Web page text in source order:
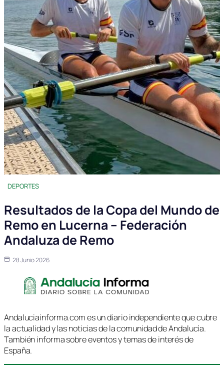
DEPORTES
Resultados de la Copa del Mundo de
Remo en Lucerna – Federación
Andaluza de Remo
28 Junio 2026
Andaluciainforma.com es un diario independiente que cubre
la actualidad y las noticias de la comunidad de Andalucía.
También informa sobre eventos y temas de interés de
España.